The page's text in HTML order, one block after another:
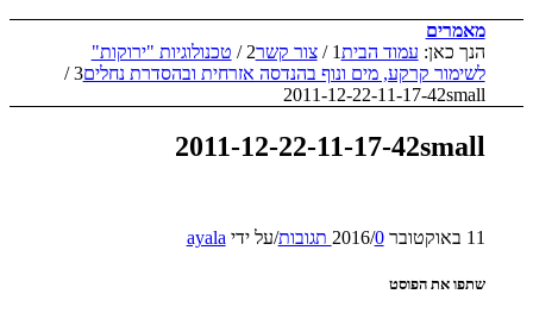
מאמרים
הנך כאן: עמוד הבית1
/ צור קשר2
/ טכנולוגיות "ירוקות"
לשימור קרקע, מים ונוף בהנדסה אזרחית ובהסדרת נחלים3
/
2011-12-22-11-17-42small
2011-12-22-11-17-42small
11 באוקטובר 2016 /0 תגובות /על ידי ayala
שתפו את הפוסט